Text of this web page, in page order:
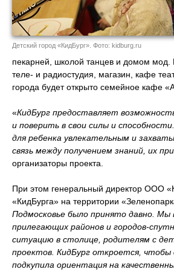
Детский город «КидБург». Фото: kidburg.ru
пекарней, школой танцев и домом мод.
теле- и радиостудия, магазин, кафе
города будет открыто семейное кафе
«КидБург предоставляет
и поверить в свои силы и
для ребенка увлекательным и
связь между получением знаний, их
организаторы проекта.
При этом генеральный директор ООО
«КидБурга» на территории
Подмосковье было принято давно.
прилегающих районов и городов-
ситуацию в столице, родителям с
проектов. КидБург откроется,
подкупила ориентация на